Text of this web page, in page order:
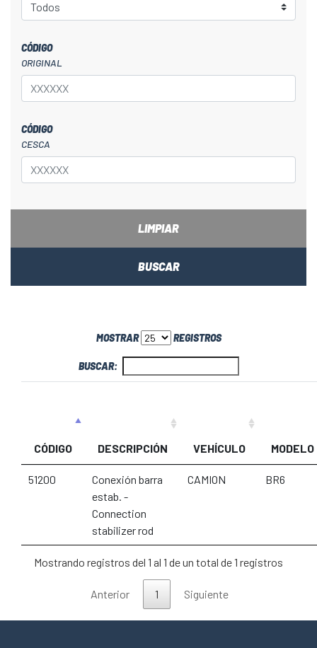
CÓDIGO
ORIGINAL
CÓDIGO
CESCA
LIMPIAR
BUSCAR
MOSTRAR REGISTROS
BUSCAR:
CÓDIGO DESCRIPCIÓN VEHÍCULO MODELO
51200
Conexión barra
estab. -
Connection
stabilizer rod
CAMION BR6
Mostrando registros del 1 al 1 de un total de 1 registros
Anterior 1 Siguiente